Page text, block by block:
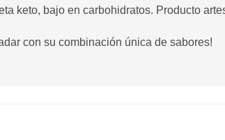
keto, bajo en carbohidratos. Producto
con su combinación única de sabores!